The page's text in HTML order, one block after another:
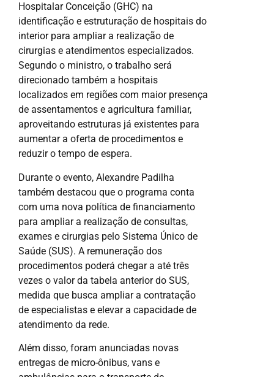
Hospitalar Conceição (GHC) na
identificação e estruturação de hospitais do
interior para ampliar a realização de
cirurgias e atendimentos especializados.
Segundo o ministro, o trabalho será
direcionado também a hospitais
localizados em regiões com maior presença
de assentamentos e agricultura familiar,
aproveitando estruturas já existentes para
aumentar a oferta de procedimentos e
reduzir o tempo de espera.
Durante o evento, Alexandre Padilha
também destacou que o programa conta
com uma nova política de financiamento
para ampliar a realização de consultas,
exames e cirurgias pelo Sistema Único de
Saúde (SUS). A remuneração dos
procedimentos poderá chegar a até três
vezes o valor da tabela anterior do SUS,
medida que busca ampliar a contratação
de especialistas e elevar a capacidade de
atendimento da rede.
Além disso, foram anunciadas novas
entregas de micro-ônibus, vans e